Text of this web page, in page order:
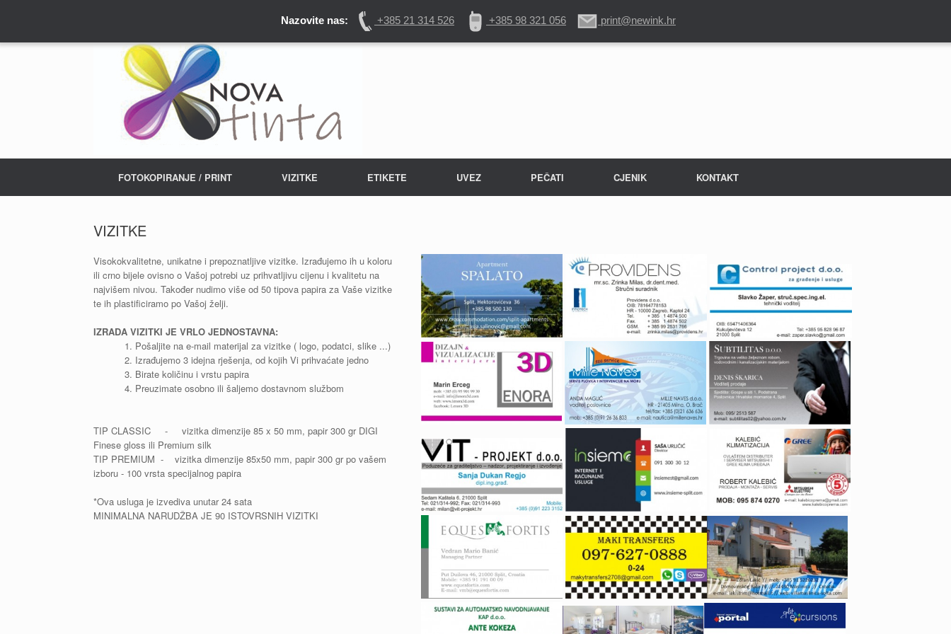
Nazovite nas: +385 21 314 526 +385 98 321 056 print@newink.hr
FOTOKOPIRANJE / PRINT VIZITKE ETIKETE UVEZ PEČATI CJENIK KONTAKT
VIZITKE
Visokokvalitetne, unikatne i prepoznatljive vizitke. Izrađujemo ih u koloru
ili crno bijele ovisno o Vašoj potrebi uz prihvatljivu cijenu i kvalitetu na
najvišem nivou. Također nudimo više od 50 tipova papira za Vaše vizitke
te ih plastificiramo po Vašoj želji.
IZRADA VIZITKI JE VRLO JEDNOSTAVNA:
Pošaljite na e-mail materijal za vizitke ( logo, podatci, slike ...)
Izrađujemo 3 idejna rješenja, od kojih Vi prihvaćate jedno
Birate količinu i vrstu papira
Preuzimate osobno ili šaljemo dostavnom službom
TIP CLASSIC - vizitka dimenzije 85 x 50 mm, papir 300 gr DIGI
Finese gloss ili Premium silk
TIP PREMIUM - vizitka dimenzije 85x50 mm, papir 300 gr po vašem
izboru - 100 vrsta specijalnog papira
*Ova usluga je izvediva unutar 24 sata
MINIMALNA NARUDŽBA JE 90 ISTOVRSNIH VIZITKI